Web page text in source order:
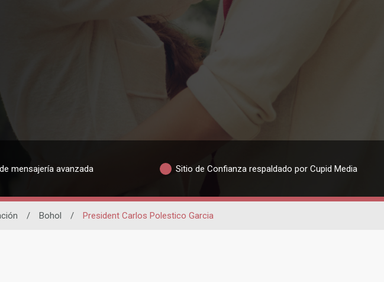
mensajería avanzada Sitio de Confianza respaldado por Cupid Media
/ Bohol / President Carlos Polestico Garcia